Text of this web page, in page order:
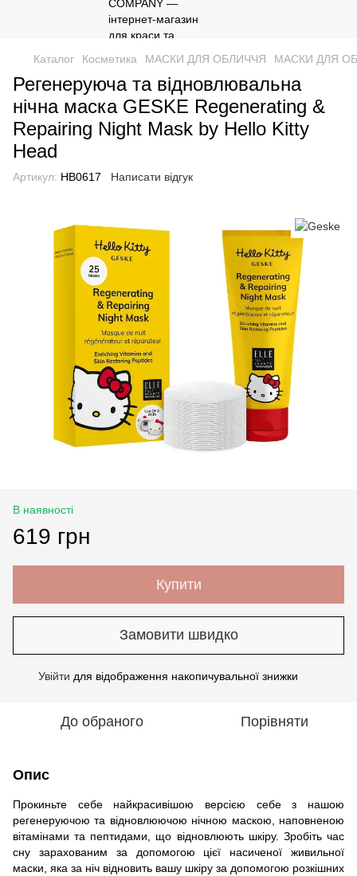
Каталог Косметика МАСКИ ДЛЯ ОБЛИЧЧЯ МАСКИ ДЛЯ
Регенеруюча та відновлювальна
нічна маска GESKE Regenerating &
Repairing Night Mask by Hello Kitty
Head
Артикул: HB0617 Написати відгук
В наявності
619 грн
Купити
Замовити швидко
Увійти для відображення накопичувальної знижки
До обраного Порівняти
Опис
Прокиньте себе найкрасивішою версією себе з нашою
регенеруючою та відновлюючою нічною маскою, наповненою
вітамінами та пептидами, що відновлюють шкіру. Зробіть час
сну зарахованим за допомогою цієї насиченої живильної
маски, яка за ніч відновить вашу шкіру за допомогою розкішних